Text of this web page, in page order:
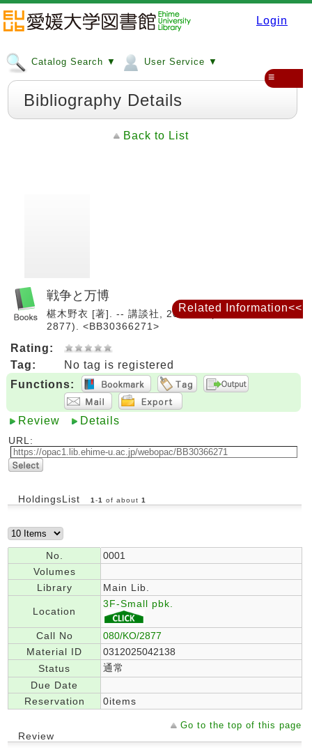
Login
Catalog Search ▼ User Service ▼
≡
Bibliography Details
Back to List
戦争と万博
椹木野衣 [著]. -- 講談社, 2025. -- (講談社学術文庫 ;
2877). <BB30366271>
Rating:
Tag:
No tag is registered
Functions:
Review Details
URL:
HoldingsList 1 -1 of about 1
No.
0001
Volumes
Library
Main Lib.
Location
3F-Small pbk.
Call No
080/KO/2877
Material ID
0312025042138
Status
通常
Due Date
Reservation
0items
Go to the top of this page
Review
Related Information<<